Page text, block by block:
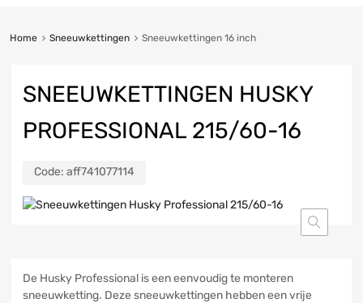
Home Sneeuwkettingen Sneeuwkettingen 16 inch
SNEEUWKETTINGEN HUSKY
PROFESSIONAL 215/60-16
Code: aff741077114
De Husky Professional is een eenvoudig te monteren
sneeuwketting. Deze sneeuwkettingen hebben een vrije